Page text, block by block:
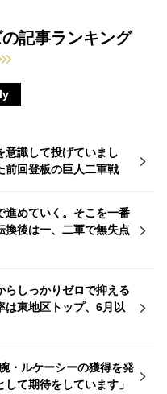
記事ランキング
意識して投げていまし
前回登板の巨人二軍戦
進めていく。そこを一番
換後は一、二軍で無失点
らしっかりゼロで抑える
は東地区トップ、6月以
・ルケーシーの獲得を発
て期待をしています」